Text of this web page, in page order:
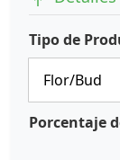
Tipo de
Porcentaje